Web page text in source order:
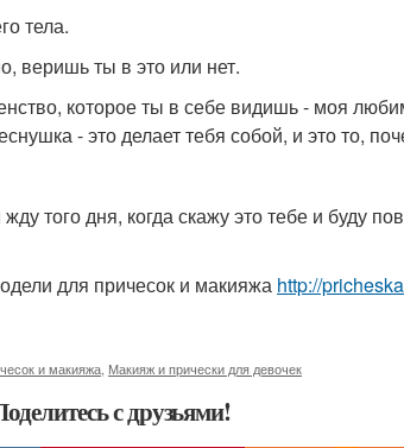
тела.
веришь ты в это или нет.
которое ты в себе видишь - моя
- это делает тебя собой, и это то,
того дня, когда скажу это тебе и буду
для причесок и макияжа http://
и макияжа Макияж и прически для девочек
с друзьями!